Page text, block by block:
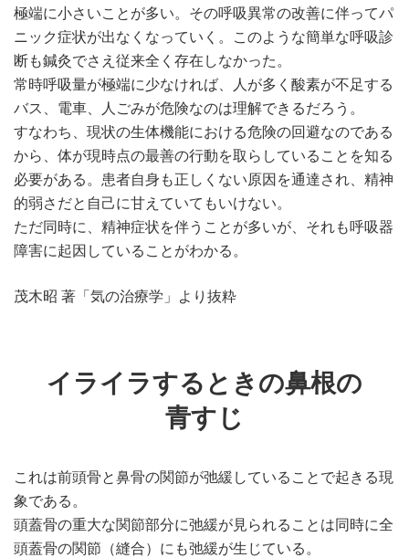
極端に小さいことが多い。その呼吸異常の改善に伴ってパ
ニック症状が出なくなっていく。このような簡単な呼吸診
断も鍼灸でさえ従来全く存在しなかった。
常時呼吸量が極端に少なければ、人が多く酸素が不足する
バス、電車、人ごみが危険なのは理解できるだろう。
すなわち、現状の生体機能における危険の回避なのである
から、体が現時点の最善の行動を取らしていることを知る
必要がある。患者自身も正しくない原因を通達され、精神
的弱さだと自己に甘えていてもいけない。
ただ同時に、精神症状を伴うことが多いが、それも呼吸器
障害に起因していることがわかる。
茂木昭 著「気の治療学」より抜粋
イライラするときの鼻根の
青すじ
これは前頭骨と鼻骨の関節が弛緩していることで起きる現
象である。
頭蓋骨の重大な関節部分に弛緩が見られることは同時に全
頭蓋骨の関節（縫合）にも弛緩が生じている。